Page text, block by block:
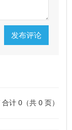
发布评论
计 0（共 0 页）